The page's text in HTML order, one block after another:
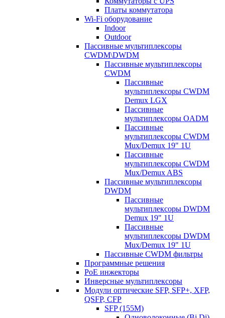
Платы коммутатора
Wi-Fi оборудование
Indoor
Outdoor
Пассивные мультиплексоры
CWDM\DWDM
Пассивные мультиплексоры
CWDM
Пассивные
мультиплексоры CWDM
Demux LGX
Пассивные
мультиплексоры OADM
Пассивные
мультиплексоры CWDM
Mux/Demux 19" 1U
Пассивные
мультиплексоры CWDM
Mux/Demux ABS
Пассивные мультиплексоры
DWDM
Пассивные
мультиплексоры DWDM
Demux 19" 1U
Пассивные
мультиплексоры DWDM
Mux/Demux 19" 1U
Пассивные CWDM фильтры
Программные решения
PoE инжекторы
Инверсные мультиплексоры
Модули оптические SFP, SFP+, XFP,
QSFP, CFP
SFP (155M)